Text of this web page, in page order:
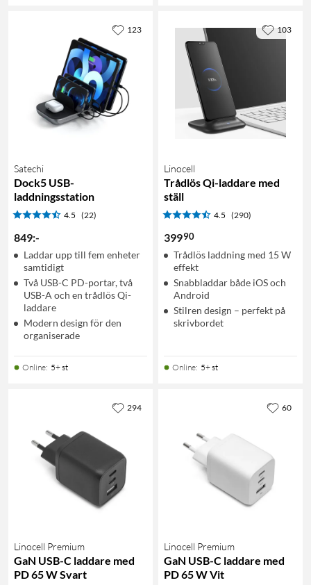
Satechi
Dock5 USB-
laddningsstation
4.5 (22)
849:-
Laddar upp till fem enheter
samtidigt
Två USB-C PD-portar, två
USB-A och en trådlös Qi-
laddare
Modern design för den
organiserade
Online: 5+ st
123
Linocell
Trådlös Qi-laddare med
ställ
4.5 (290)
39990
Trådlös laddning med 15 W
effekt
Snabbladdar både iOS och
Android
Stilren design – perfekt på
skrivbordet
Online: 5+ st
103
Linocell Premium
GaN USB-C laddare med
PD 65 W Svart
294
Linocell Premium
GaN USB-C laddare med
PD 65 W Vit
60